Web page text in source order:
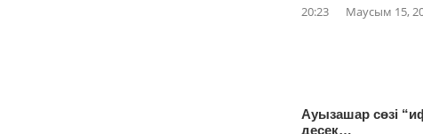
20:23 Маусым 15,
Ауызашар сөзі
десек…